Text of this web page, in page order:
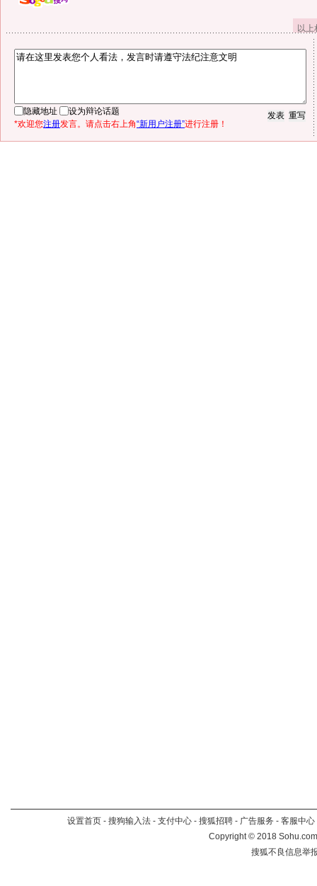
以
隐藏地址
设为辩论话题
*欢迎您注册发言。请点击右上角“新用户注册”进行注册！
设置首页 - 搜狗输入法 - 支付中心 - 搜狐招聘 - 广告服务 - 客服中心
Copyright©2018
搜狐不良信息举